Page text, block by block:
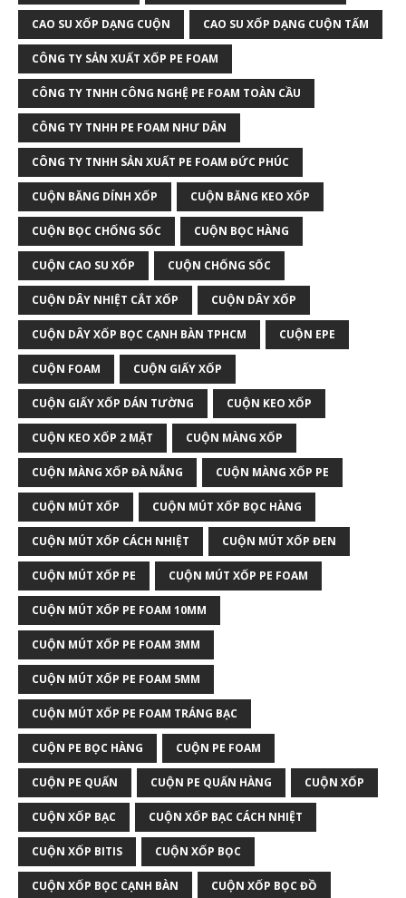
CAO SU XỐP DẠNG CUỘN CAO SU XỐP DẠNG CUỘN TẤM
CÔNG TY SẢN XUẤT XỐP PE FOAM
CÔNG TY TNHH CÔNG NGHỆ PE FOAM TOÀN CẦU
CÔNG TY TNHH PE FOAM NHƯ DÂN
CÔNG TY TNHH SẢN XUẤT PE FOAM ĐỨC PHÚC
CUỘN BĂNG DÍNH XỐP CUỘN BĂNG KEO XỐP
CUỘN BỌC CHỐNG SỐC CUỘN BỌC HÀNG
CUỘN CAO SU XỐP CUỘN CHỐNG SỐC
CUỘN DÂY NHIỆT CẮT XỐP CUỘN DÂY XỐP
CUỘN DÂY XỐP BỌC CẠNH BÀN TPHCM CUỘN EPE
CUỘN FOAM CUỘN GIẤY XỐP
CUỘN GIẤY XỐP DÁN TƯỜNG CUỘN KEO XỐP
CUỘN KEO XỐP 2 MẶT CUỘN MÀNG XỐP
CUỘN MÀNG XỐP ĐÀ NẴNG CUỘN MÀNG XỐP PE
CUỘN MÚT XỐP CUỘN MÚT XỐP BỌC HÀNG
CUỘN MÚT XỐP CÁCH NHIỆT CUỘN MÚT XỐP ĐEN
CUỘN MÚT XỐP PE CUỘN MÚT XỐP PE FOAM
CUỘN MÚT XỐP PE FOAM 10MM
CUỘN MÚT XỐP PE FOAM 3MM
CUỘN MÚT XỐP PE FOAM 5MM
CUỘN MÚT XỐP PE FOAM TRÁNG BẠC
CUỘN PE BỌC HÀNG CUỘN PE FOAM
CUỘN PE QUẤN CUỘN PE QUẤN HÀNG CUỘN XỐP
CUỘN XỐP BẠC CUỘN XỐP BẠC CÁCH NHIỆT
CUỘN XỐP BITIS CUỘN XỐP BỌC
CUỘN XỐP BỌC CẠNH BÀN CUỘN XỐP BỌC ĐỒ